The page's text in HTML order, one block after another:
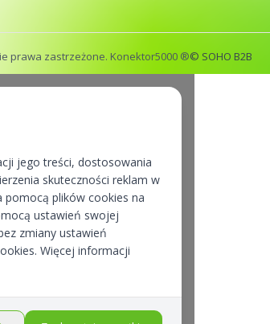
prawa zastrzeżone. Konektor5000 ®© SOHO B2B
jego treści, dostosowania
skuteczności reklam w
pomocą plików cookies na
ustawień swojej
zmiany ustawień
Więcej informacji